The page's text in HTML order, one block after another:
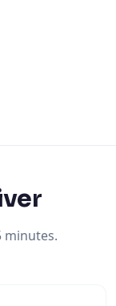
minutes.